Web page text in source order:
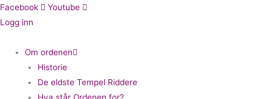
Hopp
rett
innholdet
Facebook
Youtube
Logg inn
Om ordenen
Historie
De eldste Tempel Riddere